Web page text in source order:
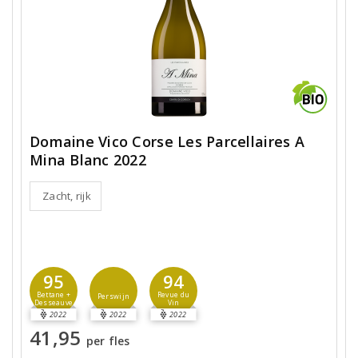
Domaine Vico Corse Les Parcellaires A
Mina Blanc 2022
Zacht, rijk
95
Bettane +
Desseauve
2022
Perswijn
2022
94
Revue du
Vin
2022
41,95 per fles